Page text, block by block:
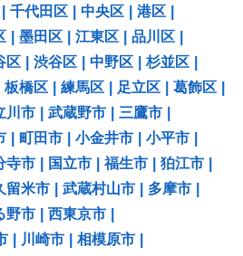
千代田区 中央区 港区
墨田区 江東区 品川区
区 渋谷区 中野区 杉並区
板橋区 練馬区 足立区 葛飾区
川市 武蔵野市 三鷹市
町田市 小金井市 小平市
寺市 国立市 福生市 狛江市
留米市 武蔵村山市 多摩市
野市 西東京市
川崎市 相模原市